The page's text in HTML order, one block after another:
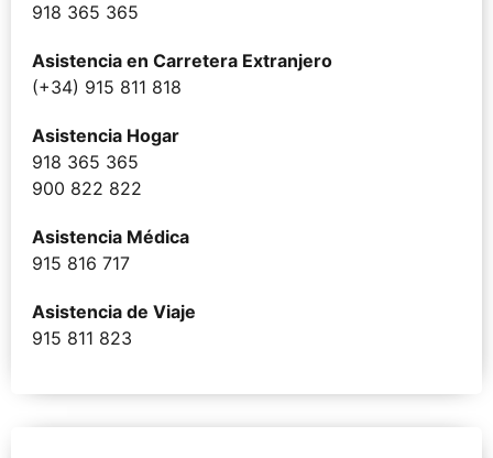
918 365 365
Asistencia en Carretera Extranjero
(+34) 915 811 818
Asistencia Hogar
918 365 365
900 822 822
Asistencia Médica
915 816 717
Asistencia de Viaje
915 811 823